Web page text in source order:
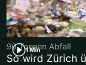
1 Min
90 Tonnen Abfall
So wird Zürich